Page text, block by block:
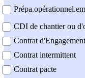
CDI de chantier ou
Contrat
Contrat intermittent
Contrat pacte